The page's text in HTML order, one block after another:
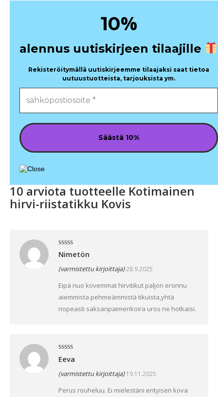
10%
alennus uutiskirjeen tilaajille
Rekisteröitymällä uutiskirjeemme tilaajaksi saat tietoa
uutuustuotteista, tarjouksista ym.
10 arviota tuotteelle Kotimainen
hirvi-riistatikku Kovis
Arvostelu
tuotteesta:
Nimetön
(varmistettu kirjoittaja)28.9.2025
Eipä nuo kovemmat hirvitikut paljon eronnu
aiemmista pehmeämmistä tikuista,yhtä
nopeasti saksanpaimenkoira uros ne hotkaisi.
tuotteesta:
Eeva
(varmistettu kirjoittaja) 19.11.2025
Perus rouheluu. Ei mielestäni erityisen kova